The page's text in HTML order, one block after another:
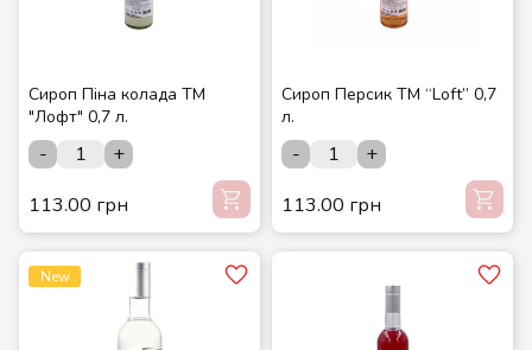
Сироп Піна колада ТМ
"Лофт" 0,7 л.
-
+
113.00 грн
Сироп Персик ТМ “Loft” 0,7
л.
-
+
113.00 грн
New